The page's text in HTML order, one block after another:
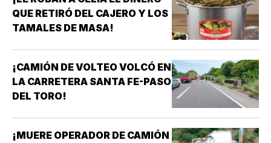
QUE RETIRÓ DEL CAJERO Y LOS
TAMALES DE MASA!
¡CAMIÓN DE VOLTEO VOLCÓ EN
LA CARRETERA SANTA FE-PASO
DEL TORO!
¡MUERE OPERADOR DE CAMIÓN